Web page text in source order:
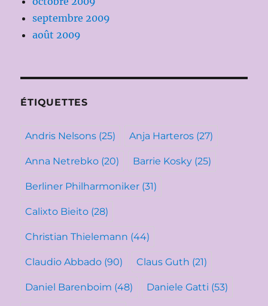
septembre 2009
août 2009
ÉTIQUETTES
Andris Nelsons (25) Anja Harteros (27)
Anna Netrebko (20) Barrie Kosky (25)
Berliner Philharmoniker (31)
Calixto Bieito (28)
Christian Thielemann (44)
Claudio Abbado (90) Claus Guth (21)
Daniel Barenboim (48) Daniele Gatti (53)